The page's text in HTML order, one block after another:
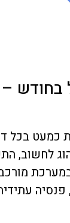
בכל
לחשוב,